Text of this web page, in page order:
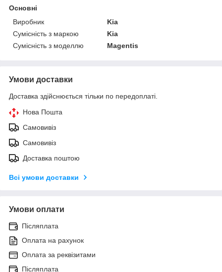
Основні
Виробник
Kia
Сумісність з маркою
Kia
Сумісність з моделлю
Magentis
Умови доставки
Доставка здійснюється тільки по передоплаті.
Нова Пошта
Самовивіз
Самовивіз
Доставка поштою
Всі умови доставки
Умови оплати
Післяплата
Оплата на рахунок
Оплата за реквізитами
Післяплата